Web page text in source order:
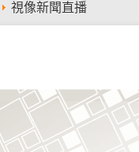
視像新聞直播